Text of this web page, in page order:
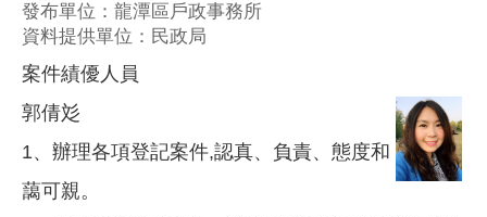
發布單位：龍潭區戶政事務所
資料提供單位：民政局
案件績優人員
郭倩彣
1、辦理各項登記案件,認真、負責、態度和
藹可親。